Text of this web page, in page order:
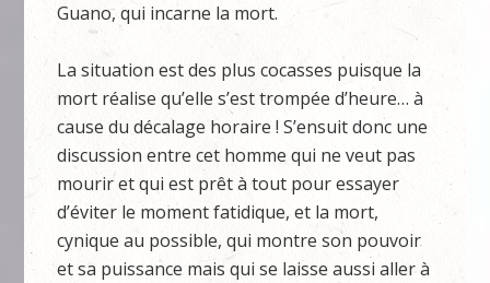
Guano, qui incarne la mort.
La situation est des plus cocasses puisque la
mort réalise qu’elle s’est trompée d’heure… à
cause du décalage horaire ! S’ensuit donc une
discussion entre cet homme qui ne veut pas
mourir et qui est prêt à tout pour essayer
d’éviter le moment fatidique, et la mort,
cynique au possible, qui montre son pouvoir
et sa puissance mais qui se laisse aussi aller à